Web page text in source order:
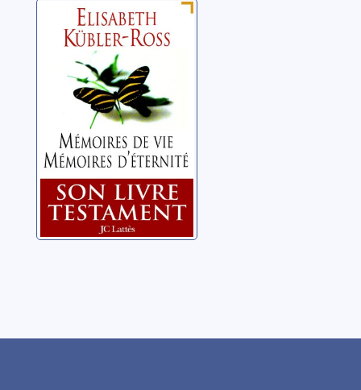
Mémoires de vie,
mémoires
d'éternité
Kübler-Ross, Elisabeth